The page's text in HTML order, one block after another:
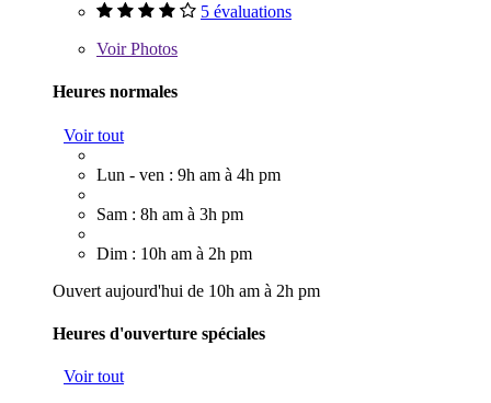
5 évaluations
VoirPhotos
Heures normales
Voir tout
Lun - ven : 9h am à 4h pm
Sam : 8h am à 3h pm
Dim : 10h am à 2h pm
Ouvert aujourd'hui de 10h am à 2h pm
Heures d'ouverture spéciales
Voir tout